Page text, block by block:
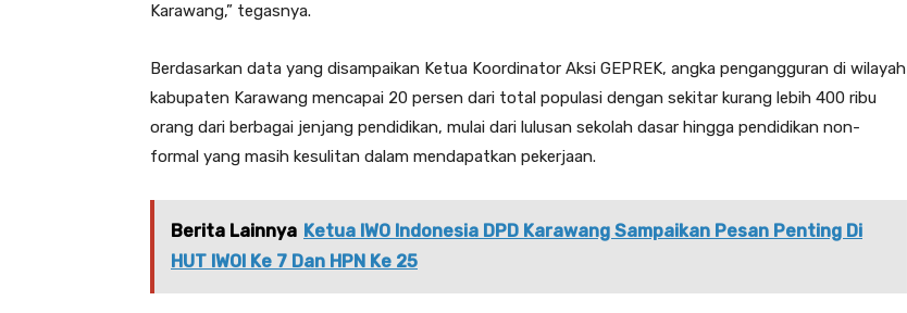
Karawang,” tegasnya.
Berdasarkan data yang disampaikan Ketua Koordinator Aksi GEPREK, angka pengangguran di wilayah
kabupaten Karawang mencapai 20 persen dari total populasi dengan sekitar kurang lebih 400 ribu
orang dari berbagai jenjang pendidikan, mulai dari lulusan sekolah dasar hingga pendidikan non-
formal yang masih kesulitan dalam mendapatkan pekerjaan.
Berita Lainnya Ketua IWO Indonesia DPD Karawang Sampaikan Pesan Penting Di
HUT IWOI Ke 7 Dan HPN Ke 25